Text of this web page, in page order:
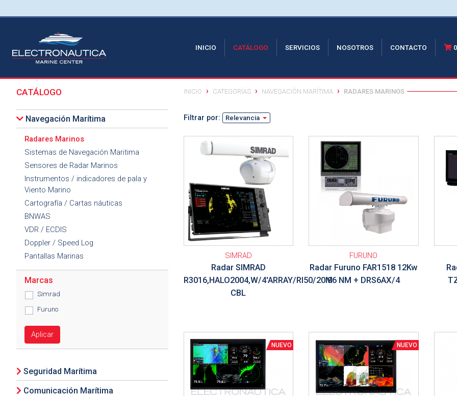
INICIO (CURRENT)
CATÁLOGO SERVICIOS NOSOTROS CONTACTO 0
CATÁLOGO
Navegación Marítima
Radares Marinos
Sistemas de Navegación Maritima
Sensores de Radar Marinos
Instrumentos / indicadores de pala y
Viento Marino
Cartografía / Cartas náuticas
BNWAS
VDR / ECDIS
Doppler / Speed Log
Pantallas Marinas
Marcas
Simrad
Furuno
Aplicar
Seguridad Marítima
Comunicación Marítima
INICIO CATEGORÍAS NAVEGACIÓN MARÍTIMA RADARES MARINOS
Filtrar por: Relevancia
Ver detalle
SIMRAD
Radar SIMRAD
R3016,HALO2004,W/4'ARRAY/RI50/20M
CBL
Ver detalle
FURUNO
Radar Furuno FAR1518 12Kw
96 NM + DRS6AX/4
Ver detalle